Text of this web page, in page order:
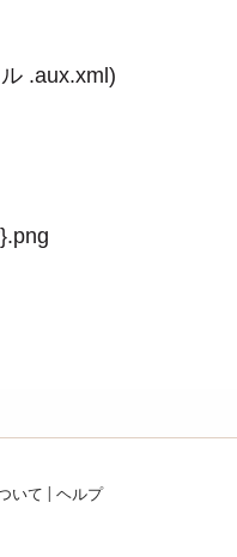
.aux.xml)
いて | ヘルプ